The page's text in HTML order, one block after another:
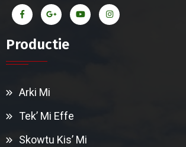
Productie
Arki Mi
Tek’ Mi Effe
Skowtu Kis’ Mi